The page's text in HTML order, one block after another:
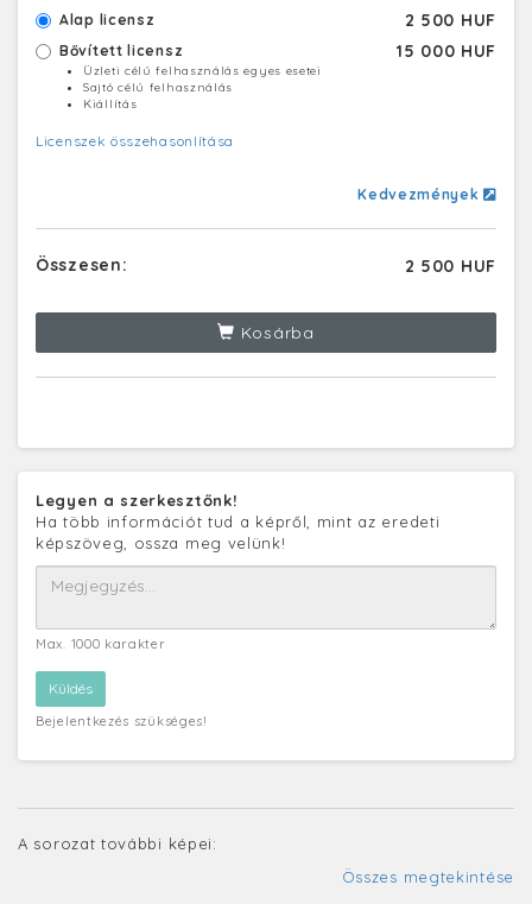
Alap licensz 2 500 HUF
Bővített licensz 15 000 HUF
Üzleti célú felhasználás egyes esetei
Sajtó célú felhasználás
Kiállítás
Licenszek összehasonlítása
Kedvezmények
Összesen: 2 500 HUF
Kosárba
Legyen a szerkesztőnk!
Ha több információt tud a képről, mint az eredeti
képszöveg, ossza meg velünk!
Max. 1000 karakter
Bejelentkezés szükséges!
A sorozat további képei:
Összes megtekintése